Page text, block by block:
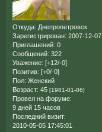
Откуда: Днепропетровск
Зарегистрирован: 2007-12-07
Приглашений: 0
Сообщений: 322
Уважение: [+12/-0]
Позитив: [+0/-0]
Пол: Женский
Возраст: 45 [1981-01-06]
Провел на форуме:
9 дней 15 часов
Последний визит:
2010-05-05 17:45:01